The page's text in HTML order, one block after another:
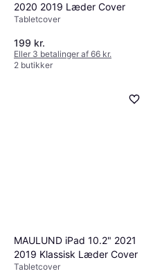
2020 2019 Læder Cover
Tabletcover
199 kr.
Eller 3 betalinger af 66 kr.
2 butikker
MAULUND iPad 10.2" 2021
2019 Klassisk Læder Cover
Tabletcover